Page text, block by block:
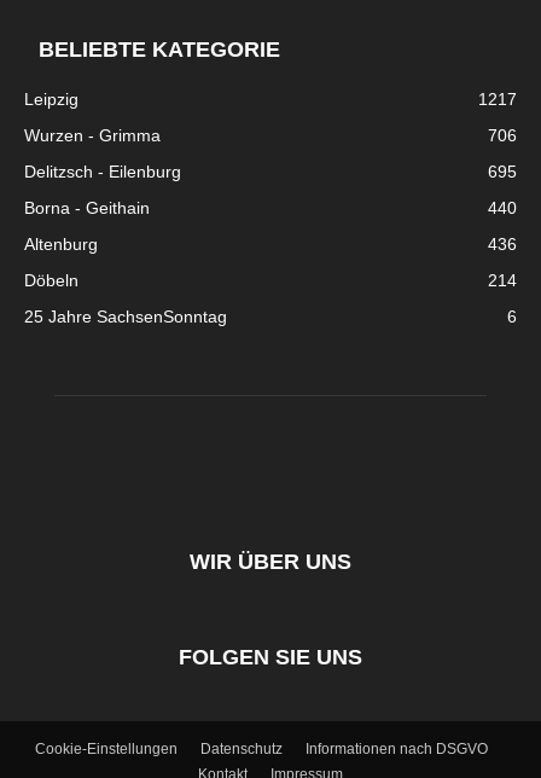
BELIEBTE KATEGORIE
Leipzig
1217
Wurzen - Grimma
706
Delitzsch - Eilenburg
695
Borna - Geithain
440
Altenburg
436
Döbeln
214
25 Jahre SachsenSonntag
6
WIR ÜBER UNS
FOLGEN SIE UNS
Cookie-Einstellungen Datenschutz
Informationen nach DSGVO
Kontakt
Impressum